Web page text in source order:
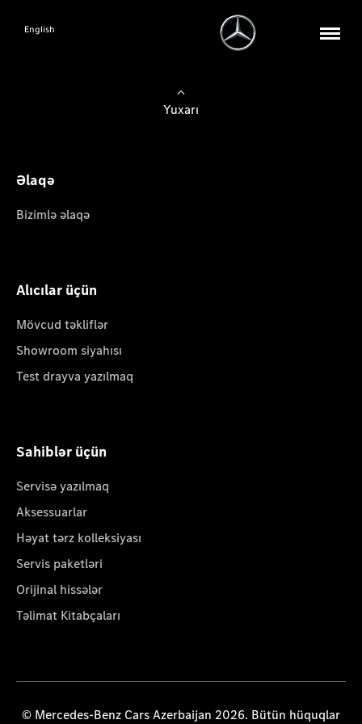
English
Yuxarı
Əlaqə
Bizimlə əlaqə
Alıcılar üçün
Mövcud təkliflər
Showroom siyahısı
Test drayva yazılmaq
Sahiblər üçün
Servisə yazılmaq
Aksessuarlar
Həyat tərz kolleksiyası
Servis paketləri
Orijinal hissələr
Təlimat Kitabçaları
© Mercedes-Benz Cars Azerbaijan 2026. Bütün hüquqlar